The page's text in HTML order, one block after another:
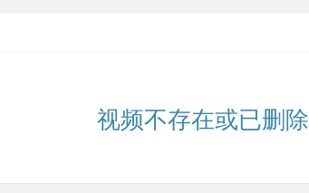
视频不存在或已删除